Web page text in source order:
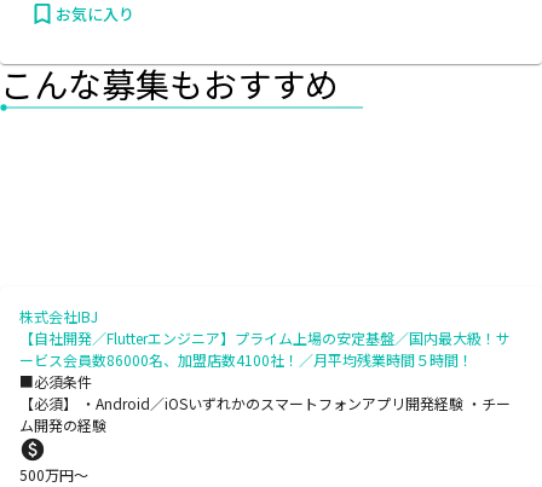
お気に入り
こんな募集もおすすめ
株式会社IBJ
【自社開発／Flutterエンジニア】プライム上場の安定基盤／国内最大級！サ
ービス会員数86000名、加盟店数4100社！／月平均残業時間５時間！
■必須条件
【必須】 ・Android／iOSいずれかのスマートフォンアプリ開発経験 ・チー
ム開発の経験
500万円〜